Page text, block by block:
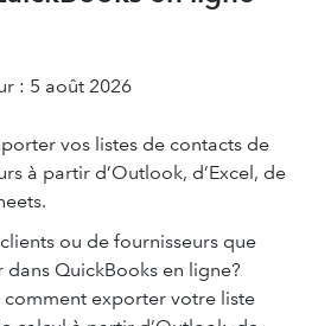
: 5 août 2026
vos listes de contacts de
à partir d’Outlook, d’Excel, de
ou de fournisseurs que
QuickBooks en ligne?
exporter votre liste